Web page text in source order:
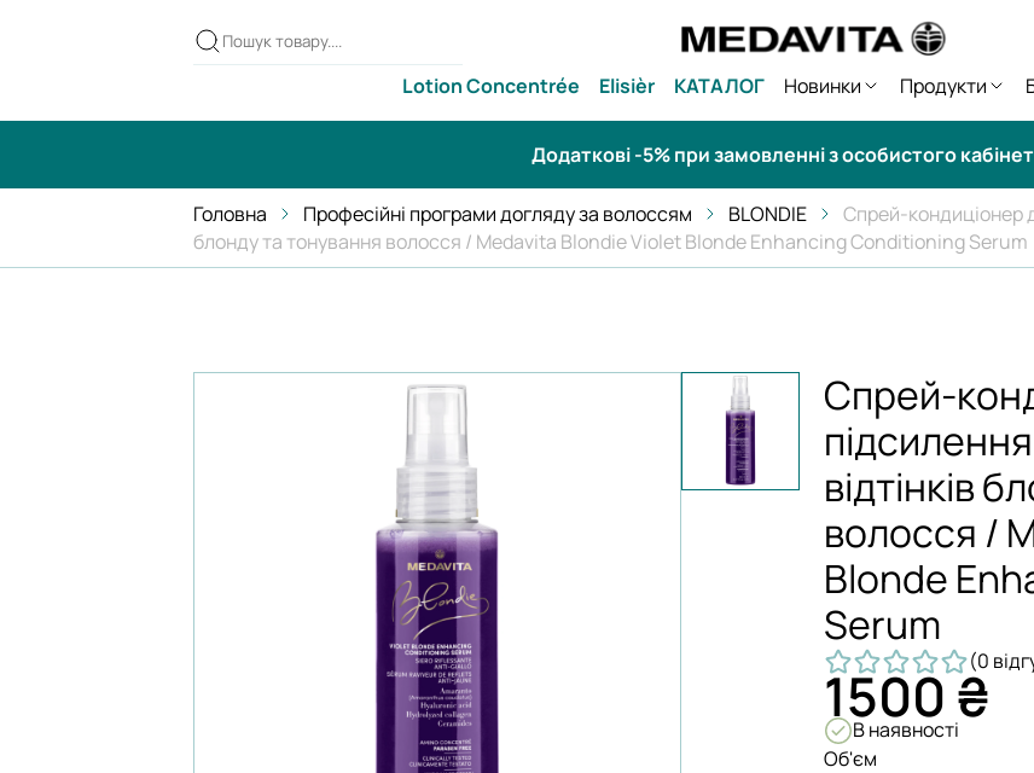
Lotion Concentrée Elisièr КАТАЛОГ Новинки Продукти
Додаткові -5% при замовленні з особистого
Головна Професійні програми догляду за волоссям BLONDIE
Спрей-кондиціонер
блонду та тонування волосся / Medavita Blondie Violet Blonde Enhancing Conditioning Serum
Спрей-
відтінків
волосся /
Blonde
Serum
(0
1500 ₴
В наявності
Об'єм